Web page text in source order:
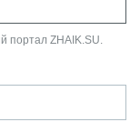
портал ZHAIK.SU.